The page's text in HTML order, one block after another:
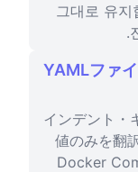
그대로 유
YAMLファ
インデント・
値のみを翻
Docker